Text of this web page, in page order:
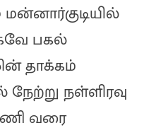
பகல்
தாக்கம்
நேற்று நள்ளிரவு
வரை